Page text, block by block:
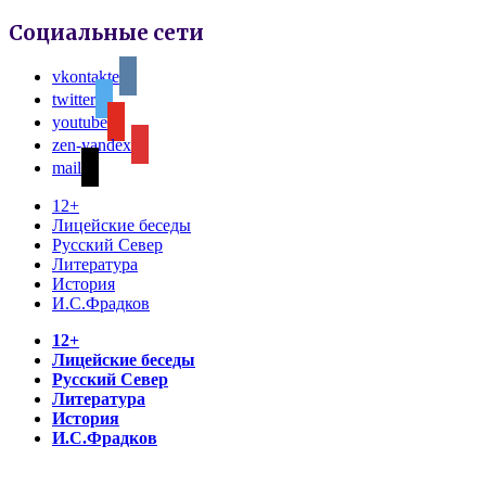
Социальные сети
vkontakte
twitter
youtube
zen-yandex
mail
12+
Лицейские беседы
Русский Север
Литература
История
И.С.Фрадков
12+
Лицейские беседы
Русский Север
Литература
История
И.С.Фрадков